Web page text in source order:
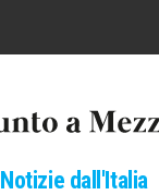
Notizie dall'Italia